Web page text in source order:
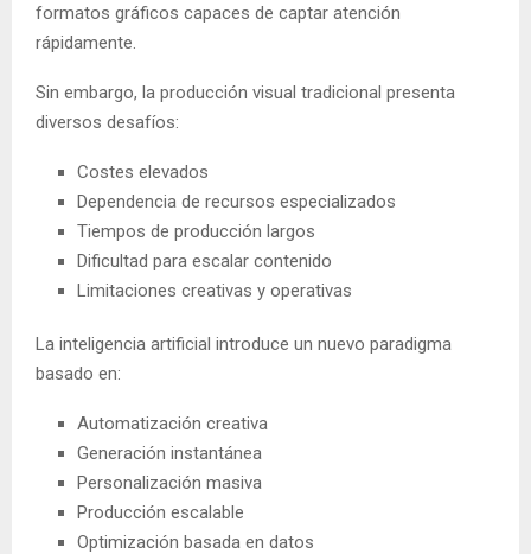
formatos gráficos capaces de captar atención
rápidamente.
Sin embargo, la producción visual tradicional presenta
diversos desafíos:
Costes elevados
Dependencia de recursos especializados
Tiempos de producción largos
Dificultad para escalar contenido
Limitaciones creativas y operativas
La inteligencia artificial introduce un nuevo paradigma
basado en:
Automatización creativa
Generación instantánea
Personalización masiva
Producción escalable
Optimización basada en datos